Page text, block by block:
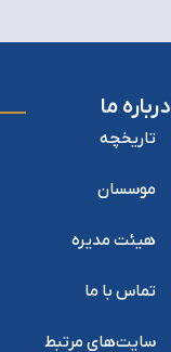
درباره ما
تاریخچه
موسسان
هیئت مدیره
تماس با ما
سایت‌های مرتبط